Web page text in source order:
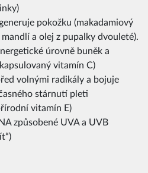
pokožku (makadamiový
a olej z pupalky dvouleté).
úrovně buněk a
vitamín C)
volnými radikály a bojuje
stárnutí pleti
vitamín E)
způsobené UVA a UVB